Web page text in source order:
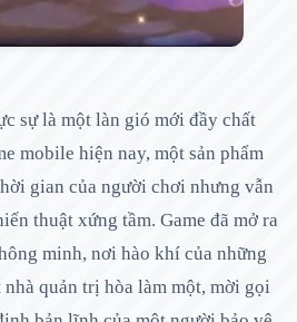
sự là một làn gió mới đầy chất
mobile hiện nay, một sản phẩm
gian của người chơi nhưng vẫn
thuật xứng tầm. Game đã mở ra
minh, nơi hào khí của những
quản trị hòa làm một, mời gọi